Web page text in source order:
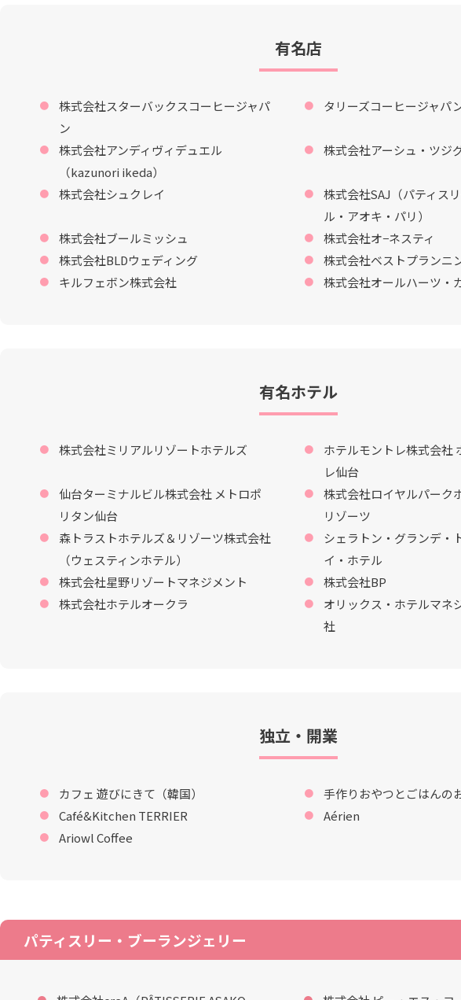
有名店
株式会社スターバックスコーヒージャパ
ン
タリーズコーヒージャパ
株式会社アンディヴィデュエル
（kazunori ikeda）
株式会社アーシュ・ツジ
株式会社シュクレイ
株式会社SAJ（パティス
ル・アオキ・パリ）
株式会社ブールミッシュ
株式会社オ−ネスティ
株式会社BLDウェディング
株式会社ベストプランニ
キルフェボン株式会社
株式会社オールハーツ・
有名ホテル
株式会社ミリアルリゾートホテルズ
ホテルモントレ株式会社
レ仙台
仙台ターミナルビル株式会社 メトロポ
リタン仙台
株式会社ロイヤルパーク
リゾーツ
森トラストホテルズ＆リゾーツ株式会社
（ウェスティンホテル）
シェラトン・グランデ・
イ・ホテル
株式会社星野リゾートマネジメント
株式会社BP
株式会社ホテルオークラ
オリックス・ホテルマネ
社
独立・開業
カフェ 遊びにきて（韓国）
手作りおやつとごはんの
Café&Kitchen TERRIER
Aérien
Ariowl Coffee
パティスリー・ブーランジェリー